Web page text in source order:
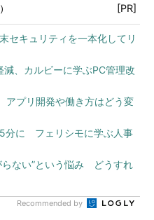
[PR]
セキュリティを一本化してリ
、カルビーに学ぶPC管理改
プリ開発や働き方はどう変
分に フェリシモに学ぶ人事
らない”という悩み どうすれ
Recommended by